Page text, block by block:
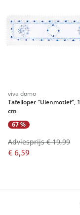
viva domo
Tafelloper "Uienmotief",
cm
67 %
€ 6,59
Adviesprijs € 19,99